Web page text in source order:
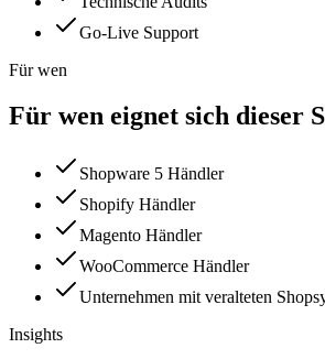
Go-Live Support
Für wen
Für wen eignet sich dieser
Shopware 5 Händler
Shopify Händler
Magento Händler
WooCommerce Händler
Unternehmen mit veralteten
Insights